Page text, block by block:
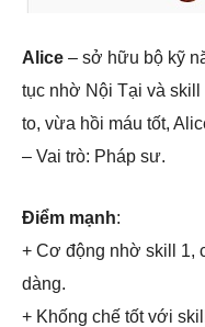
Alice – sở hữu bộ kỹ
tục nhờ Nội Tại và
to, vừa hồi máu tốt,
– Vai trò: Pháp sư.
Điểm mạnh:
+ Cơ động nhờ skill 1,
dàng.
+ Khống chế tốt với